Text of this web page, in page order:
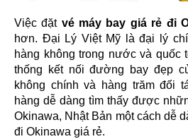
Việc đặtvé máy bay giá rẻ đi
hơn. Đại Lý Việt Mỹ là đại lý
hàng không trong nước và quốc
thống kết nối đường bay đẹp
không chính và hàng trăm đối
hàng dễ dàng tìm thấy được
Okinawa, Nhật Bản một cách dễ
đi Okinawa giá rẻ.